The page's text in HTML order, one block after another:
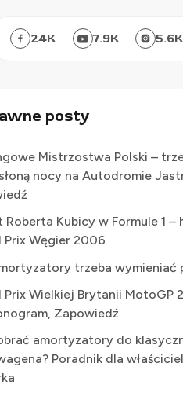
24K 7.9K 5.6K
posty
Mistrzostwa Polski –
nocy na Autodromie
Roberta Kubicy w Formule 1 –
Prix Węgier 2006
trzeba wymieniać
Prix Wielkiej Brytanii MotoGP
Zapowiedź
amortyzatory do
Poradnik dla